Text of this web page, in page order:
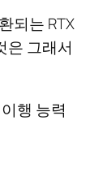
되는 RTX
은 그래서
행 능력